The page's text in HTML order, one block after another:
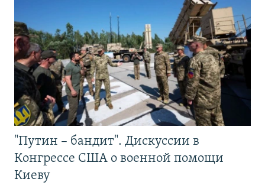
"Путин – бандит". Дискуссии в
Конгрессе США о военной помощи
Киеву